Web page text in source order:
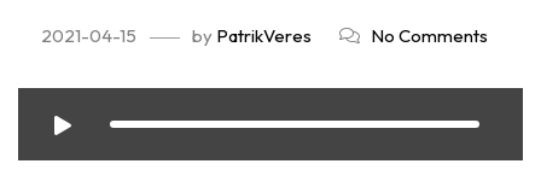
2021-04-15 by PatrikVeres No Comments